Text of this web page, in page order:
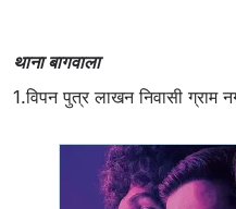
थाना बागवाला
1.विपन पुत्र लाखन निवासी ग्राम